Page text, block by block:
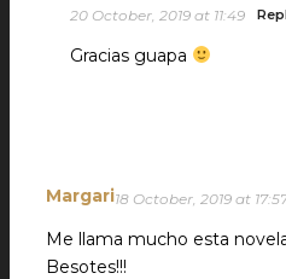
20 October, 2019 at 11:49
Gracias guapa
Margari18 October, 2019 at
Me llama mucho esta
Besotes!!!